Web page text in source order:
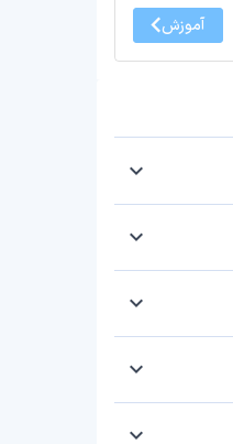
آموزش